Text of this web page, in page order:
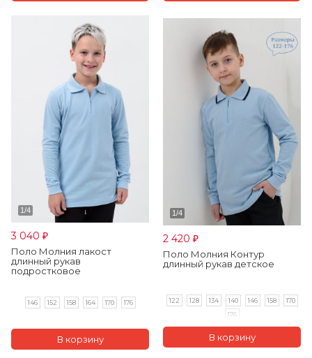
3 040 ₽
Поло Молния лакост
длинный рукав
подростковое
146 152 158 164 170 176
2 420 ₽
Поло Молния Контур
длинный рукав детское
122 128 134 140 146 158
170
176